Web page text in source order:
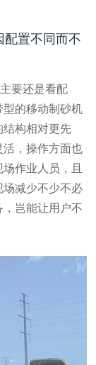
配置不同而不
要还是看配
的移动制砂机
结构相对更先
，操作方面也
作业人员，且
减少不少不必
岂能让用户不